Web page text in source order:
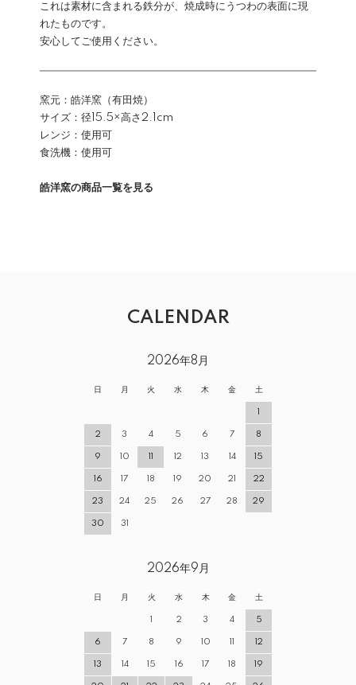
これは素材に含まれる鉄分が、焼成時にうつわの表面に現
れたものです。
安心してご使用ください。
窯元：皓洋窯（有田焼）
サイズ：径15.5×高さ2.1cm
レンジ：使用可
食洗機：使用可
皓洋窯の商品一覧を見る
CALENDAR
2026年8月
日 月 火 水 木 金 土
1
2 3 4 5 6 7 8
9 10 11 12 13 14 15
16 17 18 19 20 21 22
23 24 25 26 27 28 29
30 31
2026年9月
日 月 火 水 木 金 土
1 2 3 4 5
6 7 8 9 10 11 12
13 14 15 16 17 18 19